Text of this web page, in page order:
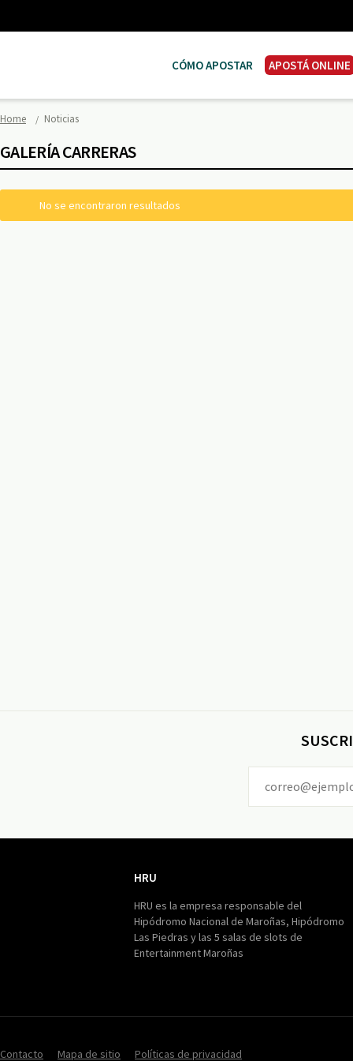
CÓMO APOSTAR APOSTÁ ONLINE
Home Noticias
GALERÍA CARRERAS
No se encontraron resultados
HRU
HRU es la empresa responsable del
Hipódromo Nacional de Maroñas, Hipódromo
Las Piedras y las 5 salas de slots de
Entertainment Maroñas
Contacto Mapa de sitio Políticas de privacidad